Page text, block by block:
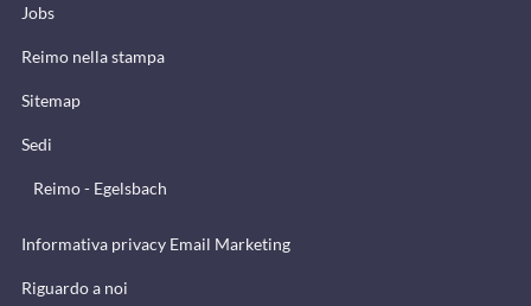
Jobs
Reimo nella stampa
Sitemap
Sedi
Reimo - Egelsbach
Informativa privacy Email Marketing
Riguardo a noi